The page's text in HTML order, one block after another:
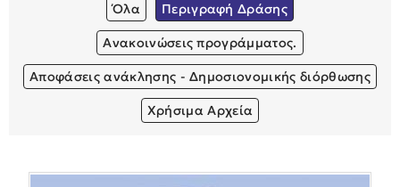
Όλα Περιγραφή Δράσης
Ανακοινώσεις προγράμματος.
Αποφάσεις ανάκλησης - Δημοσιονομικής διόρθωσης
Χρήσιμα Αρχεία